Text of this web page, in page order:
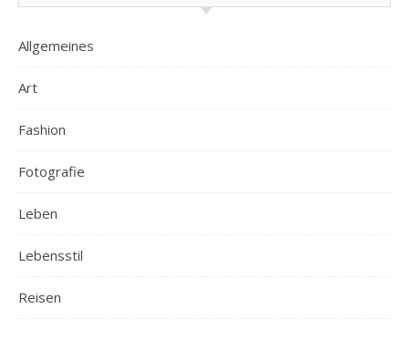
Allgemeines
Art
Fashion
Fotografie
Leben
Lebensstil
Reisen